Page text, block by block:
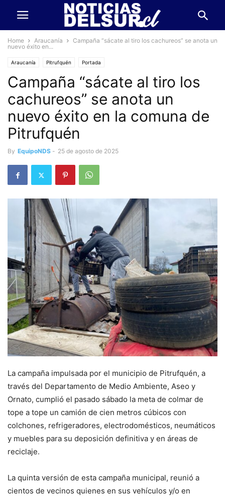
Home Araucanía
Campaña “sácate al tiro los cachureos” se anota un
nuevo éxito en...
Araucanía Pitrufquén Portada
Campaña “sácate al tiro los
cachureos” se anota un
nuevo éxito en la comuna de
Pitrufquén
By EquipoNDS - 25 de agosto de 2025
La campaña impulsada por el municipio de Pitrufquén, a
través del Departamento de Medio Ambiente, Aseo y
Ornato, cumplió el pasado sábado la meta de colmar de
tope a tope un camión de cien metros cúbicos con
colchones, refrigeradores, electrodomésticos, neumáticos
y muebles para su deposición definitiva y en áreas de
reciclaje.
La quinta versión de esta campaña municipal, reunió a
cientos de vecinos quienes en sus vehículos y/o en